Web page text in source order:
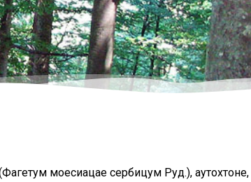
моесиацае сербицум Руд.), аутохтоне,